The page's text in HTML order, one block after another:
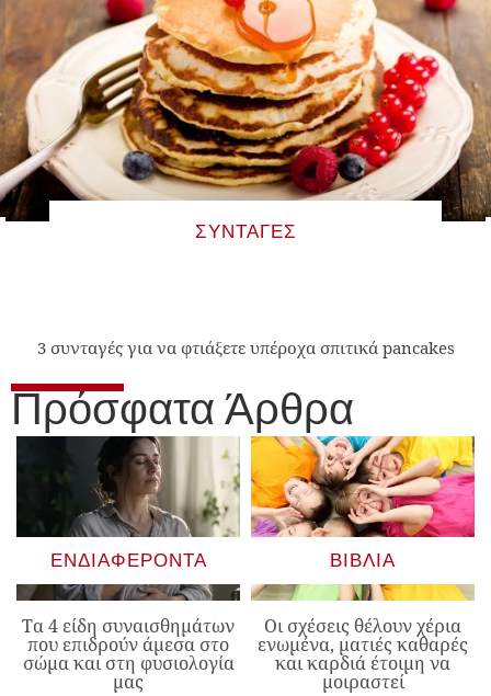
ΣΥΝΤΑΓΈΣ
3 συνταγές για να φτιάξετε υπέροχα σπιτικά pancakes
Πρόσφατα Άρθρα
ΕΝΔΙΑΦΈΡΟΝΤΑ
Τα 4 είδη συναισθημάτων
που επιδρούν άμεσα στο
σώμα και στη φυσιολογία
μας
ΒΙΒΛΊΑ
Οι σχέσεις θέλουν χέρια
ενωμένα, ματιές καθαρές
και καρδιά έτοιμη να
μοιραστεί